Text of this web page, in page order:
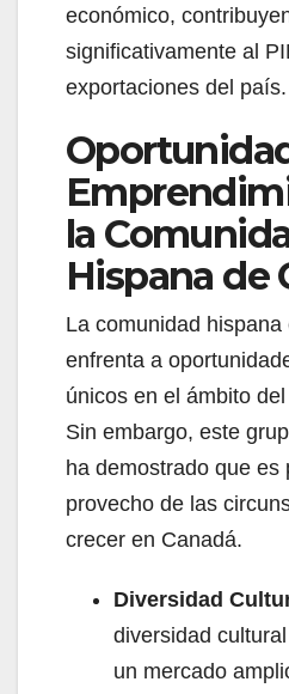
económico,
significativamente al
exportaciones del país.
la
Hispana de
La comunidad
enfrenta a
únicos en el ámbito
Sin embargo, este
ha demostrado que es
provecho de las
crecer en Canadá.
Diversidad
diversidad
un mercado